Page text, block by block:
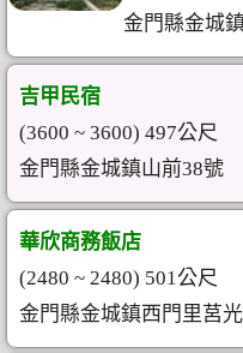
金門縣金城
吉甲民宿
(3600 ~ 3600) 497公尺
金門縣金城鎮山前38號
華欣商務飯店
(2480 ~ 2480) 501公尺
金門縣金城鎮西門里莒